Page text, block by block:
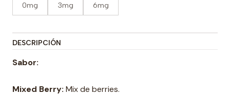
0mg 3mg 6mg
DESCRIPCIÓN
Sabor:
Mixed Berry: Mix de berries.